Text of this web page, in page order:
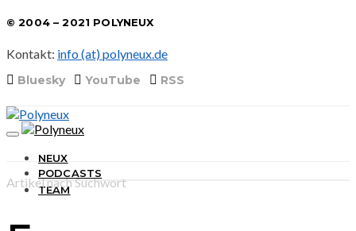
© 2004 – 2021 POLYNEUX
Kontakt: info (at) polyneux.de
Bluesky YouTube RSS
NEUX
PODCASTS
TEAM
Artikel nach Suchwort